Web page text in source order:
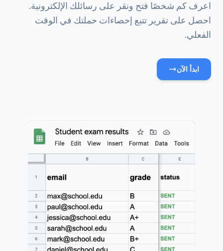
اعرف كم شخصًا فتح ونقر على رسائلك الإلكترونية.
احصل على تقرير تتبع إحصاءات حملتك في الوقت
الفعلي.
ابدأ الآن